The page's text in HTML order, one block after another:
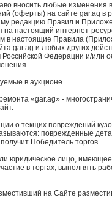
вносить любые
(оферты) на сайте gar.ag
редакцию Правил и
на настоящий интернет-
в настоящие Правила
gar.ag и любых других
Федерации и/
в аукционе
«gar.ag» -
о текщих повреждений
поврежденные
Победитель торгов.
юридическое лицо,
в торгах, выполнять
на Сайте